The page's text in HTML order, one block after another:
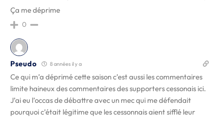
Ça me déprime
0
Pseudo 8 années il y a
Ce qui m’a déprimé cette saison c’est aussi les commentaires
limite haineux des commentaires des supporters cessonais ici.
J’ai eu l’occas de débattre avec un mec qui me défendait
pourquoi c’était légitime que les cessonnais aient sifflé leur